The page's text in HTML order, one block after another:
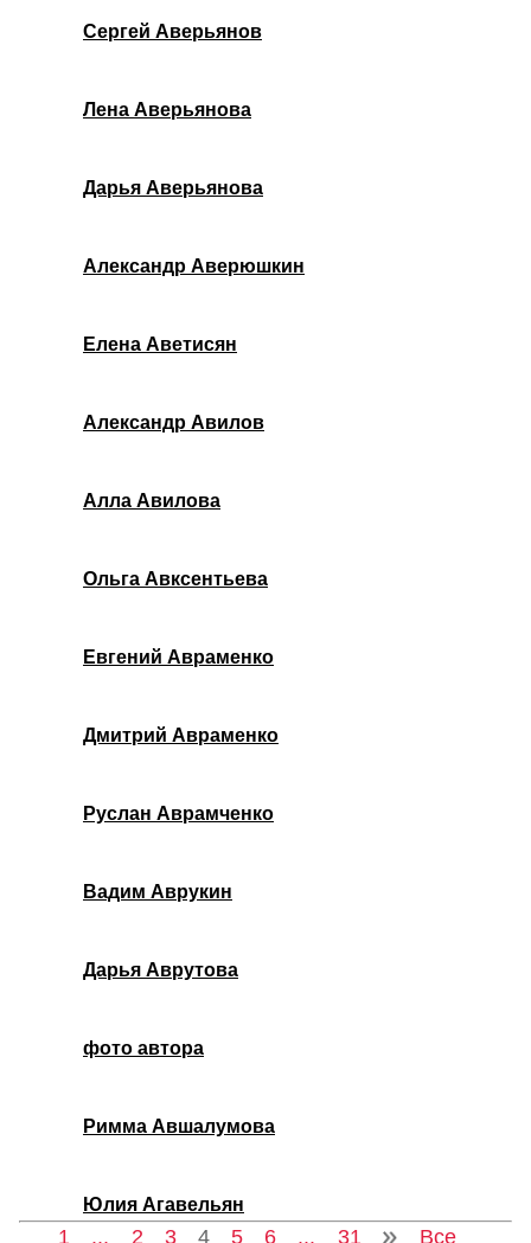
Сергей Аверьянов
Лена Аверьянова
Дарья Аверьянова
Александр Аверюшкин
Елена Аветисян
Александр Авилов
Алла Авилова
Ольга Авксентьева
Евгений Авраменко
Дмитрий Авраменко
Руслан Аврамченко
Вадим Аврукин
Дарья Аврутова
фото автора
Римма Авшалумова
Юлия Агавельян
1 ... 2 3 4 5 6 ... 31 Все